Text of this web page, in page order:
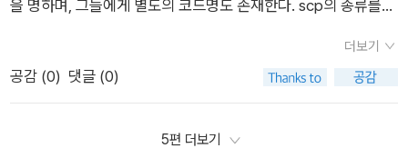
좋아하고판타지를 좋아하는 친구들이 공감하면서재미있게 읽어
볼 수 있겠네요출판사로부터 도서를 제공받아 읽고 쓴 리뷰 입니
다.
앞에 내용을 안 봤는데도 너무 재미있네요...^^헐리우드 영화를
보는 듯한 스케일 ^^요한나가 어떻게 했길래 제임스가 깨어 났을
까요??너무너무 재미있는 SCP재단 8!!!! 애들이 열광하는 이유
을 명하며, 그들에게 별도의 코드명도 존재한다. scp의 종류를
들을 다듬어놓았다고 할까. 전력을 가하지 않아도 작동하면서 인
간을 숙주로 사용하는 scp-818, 근원은 불분명하나 네덜란드 어
녹을 제거하면 비활성화 상태로 돌아가는 scp-808 등 다양한 s
더보기
공감 (0) 댓글 (0)
5편 더보기